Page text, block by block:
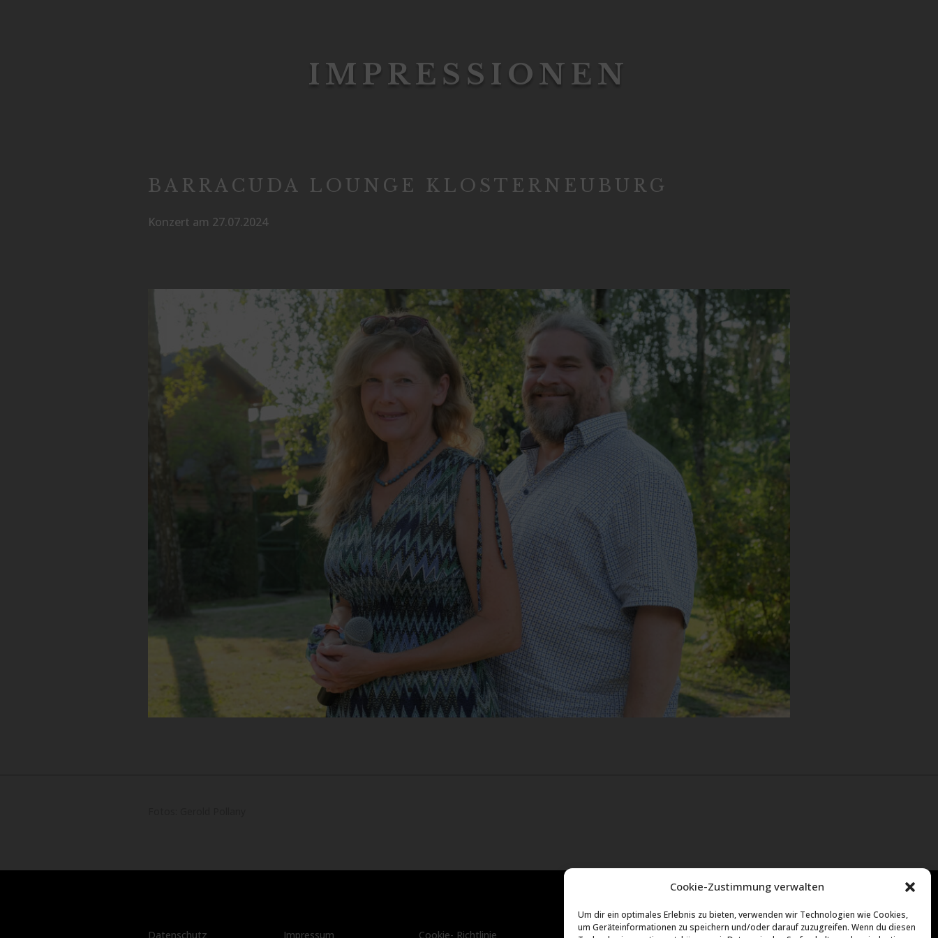
Cookie-Zustimmung verwalten
Um dir ein optimales Erlebnis zu bieten, verwenden wir Technologien wie Cookies,
um Geräteinformationen zu speichern und/oder darauf zuzugreifen. Wenn du diesen
IMPRESSIONEN
BARRACUDA LOUNGE KLOSTERNEUBURG
Konzert am 27.07.2024
Datenschutz Impressum Cookie- Richtlinie